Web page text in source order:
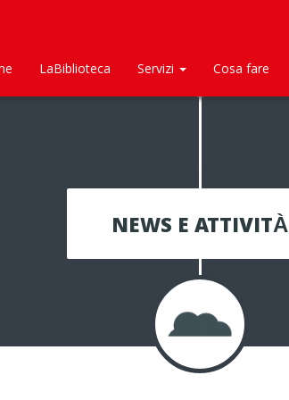
LaBiblioteca Servizi Cosa fare
NEWS E ATTIVITÀ